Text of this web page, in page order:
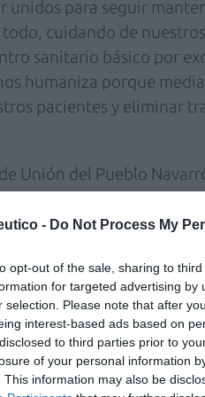
- Do Not Process My
opt-out of the sale, sharing to
for targeted advertising
selection. Please note that after
interest-based ads based on
to third parties prior to
of your personal information
This information may also be
unidos para seguir
cuidando de
sanitario básico por
humaniza porque
pacientes y eliminar
Unión del Pueblo
afirmó que «los
de servicios y que el
cambio profundo en todos
es la vía que mejor
Son necesarios
forma integrada para dar
que incentivar el trabajo
de valor en salud».